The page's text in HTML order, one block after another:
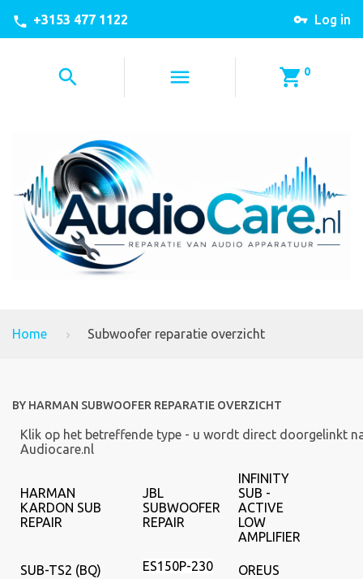
Log in
+3153 477 1122
0
Home Subwoofer reparatie overzicht
BY HARMAN SUBWOOFER REPARATIE OVERZICHT
Klik op het betreffende type - u wordt direct doorgelinkt
Audiocare.nl
HARMAN
KARDON SUB
REPAIR
JBL
SUBWOOFER
REPAIR
INFINITY
SUB -
ACTIVE
LOW
AMPLIFIER
SUB-TS2 (BQ) ES150P-230 OREUS